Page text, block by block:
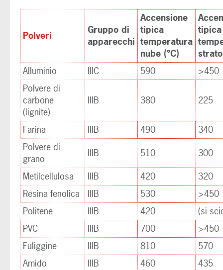
Polveri
Gruppo di
apparecchi
Accensione
tipica
temperatura
nube (°C)
tipica
Alluminio
IIIC 590
>450
Polvere di
carbone
(lignite)
IIIB 380 225
Farina IIIB 490
340
Polvere di
grano
IIIB 510
300
Metilcellulosa
IIIB 420
320
Resina fenolica
IIIB 530
>450
Politene
IIIB 420
(si
PVC
IIIB 700
>450
Fuliggine
IIIB 810
570
Amido
IIIB 460
435